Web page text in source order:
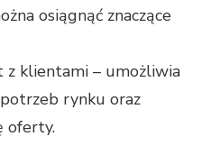
osiągnąć znaczące
z klientami – umożliwia
rynku oraz
oferty.